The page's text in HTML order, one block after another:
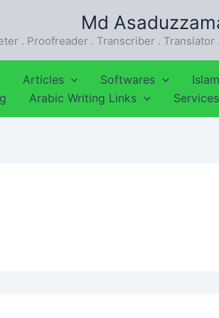
Md
. Proofreader . Transcriber . Translator
Articles Softwares
Arabic Writing Links Services